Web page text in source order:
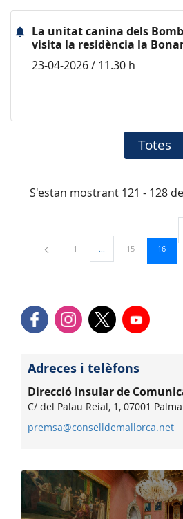
La unitat canina dels
visita la residència la
23-04-2026 / 11.30 h
Totes
S'estan mostrant 121 - 128
Pàgina
1 ...Pàgines intermèdies
Pàgina
15 Pàgina
16
Adreces i telèfons
Direcció Insular de
C/ del Palau Reial, 1, 07001 Palma
premsa@conselldemallorca.net